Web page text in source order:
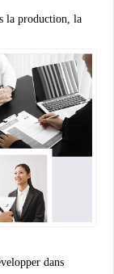
la production, la
dans